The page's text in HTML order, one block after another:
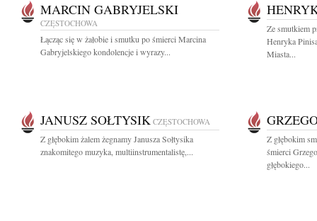
MARCIN GABRYJELSKI
CZĘSTOCHOWA
Łącząc się w żałobie i smutku po śmierci Marcina
Gabryjelskiego kondolencje i wyrazy...
Ze smutkiem
Henryka
Miasta...
JANUSZ SOŁTYSIK CZĘSTOCHOWA
Z głębokim żalem żegnamy Janusza Sołtysika
znakomitego muzyka, multiinstrumentalistę,...
Z głębokim
śmierci
głębokiego...